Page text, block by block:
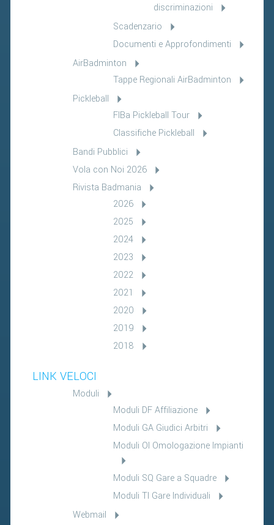
discriminazioni
Scadenzario
Documenti e Approfondimenti
AirBadminton
Tappe Regionali AirBadminton
Pickleball
FIBa Pickleball Tour
Classifiche Pickleball
Bandi Pubblici
Vola con Noi 2026
Rivista Badmania
2026
2025
2024
2023
2022
2021
2020
2019
2018
LINK VELOCI
Moduli
Moduli DF Affiliazione
Moduli GA Giudici Arbitri
Moduli OI Omologazione Impianti
Moduli SQ Gare a Squadre
Moduli TI Gare Individuali
Webmail